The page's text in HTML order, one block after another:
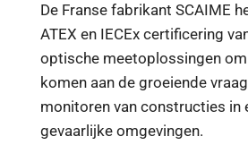
De Franse fabrikant SCAIME
ATEX en IECEx certificering
optische meetoplossingen
komen aan de groeiende
monitoren van constructies in
gevaarlijke omgevingen.